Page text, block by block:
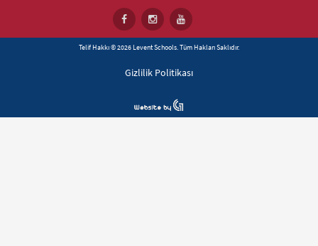
Telif Hakkı © 2026 Levent Schools. Tüm Hakları Saklıdır.
Gizlilik Politikası